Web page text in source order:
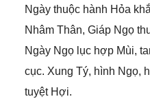
Ngày thuộc hành Hỏa
Nhâm Thân, Giáp Ngọ
Ngày Ngọ lục hợp Mùi,
cục. Xunɡ Tý, hình Ngọ,
tuyệt Hợi.